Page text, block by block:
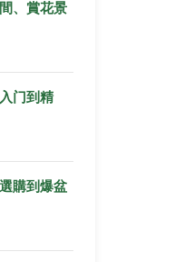
、賞花景
门到精
購到爆盆